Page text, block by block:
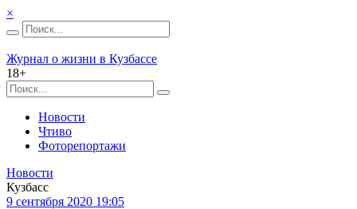
×
Журнал о жизни в Кузбассе
18+
Новости
Чтиво
Фоторепортажи
Новости
Кузбасс
9 сентября 2020 19:05